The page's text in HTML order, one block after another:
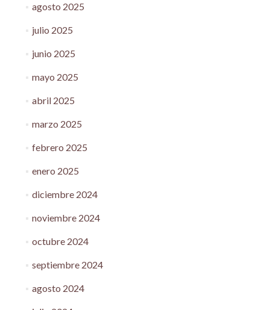
agosto 2025
julio 2025
junio 2025
mayo 2025
abril 2025
marzo 2025
febrero 2025
enero 2025
diciembre 2024
noviembre 2024
octubre 2024
septiembre 2024
agosto 2024